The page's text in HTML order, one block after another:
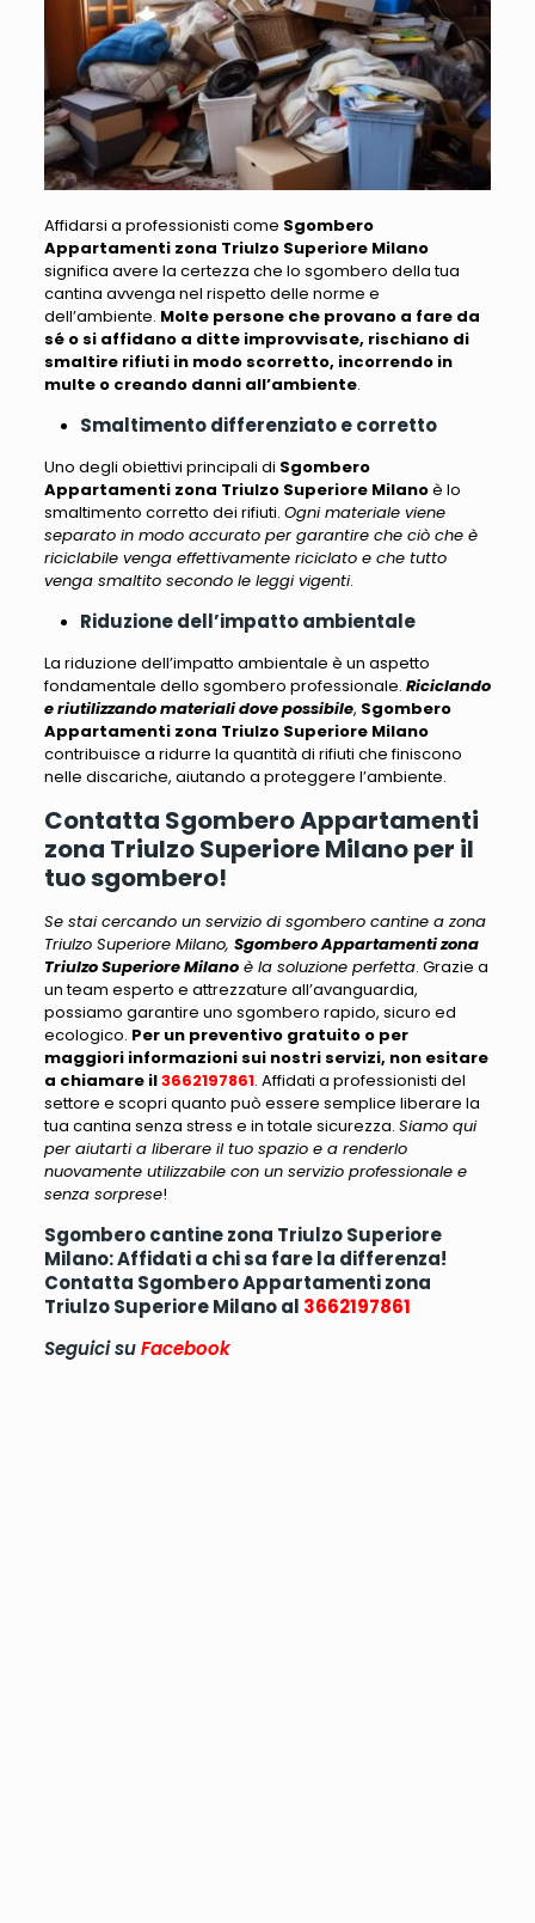
Affidarsi a professionisti come Sgombero
Appartamenti zona Triulzo Superiore Milano
significa avere la certezza che lo sgombero della tua
cantina avvenga nel rispetto delle norme e
dell’ambiente. Molte persone che provano a fare da
sé o si affidano a ditte improvvisate, rischiano di
smaltire rifiuti in modo scorretto, incorrendo in
multe o creando danni all’ambiente.
Smaltimento differenziato e corretto
Uno degli obiettivi principali di Sgombero
Appartamenti zona Triulzo Superiore Milanoè lo
smaltimento corretto dei rifiuti. Ogni materiale viene
separato in modo accurato per garantire che ciò che è
riciclabile venga effettivamente riciclato e che tutto
venga smaltito secondo le leggi vigenti.
Riduzione dell’impatto ambientale
La riduzione dell’impatto ambientale è un aspetto
fondamentale dello sgombero professionale. Riciclando
e riutilizzando materiali dove possibile, Sgombero
Appartamenti zona Triulzo Superiore Milano
contribuisce a ridurre la quantità di rifiuti che finiscono
nelle discariche, aiutando a proteggere l’ambiente.
Contatta Sgombero Appartamenti
zona Triulzo Superiore Milano per il
tuo sgombero!
Se stai cercando un servizio di sgombero cantine a zona
Triulzo Superiore Milano, Sgombero Appartamenti zona
Triulzo Superiore Milanoè la soluzione perfetta. Grazie a
un team esperto e attrezzature all’avanguardia,
possiamo garantire uno sgombero rapido, sicuro ed
ecologico. Per un preventivo gratuito o per
maggiori informazioni sui nostri servizi, non esitare
a chiamare il3662197861. Affidati a professionisti del
settore e scopri quanto può essere semplice liberare la
tua cantina senza stress e in totale sicurezza. Siamo qui
per aiutarti a liberare il tuo spazio e a renderlo
nuovamente utilizzabile con un servizio professionale e
senza sorprese!
Sgombero cantine zona Triulzo Superiore
Milano: Affidati a chi sa fare la differenza!
Contatta Sgombero Appartamenti zona
Triulzo Superiore Milano al 3662197861
Seguici suFacebook